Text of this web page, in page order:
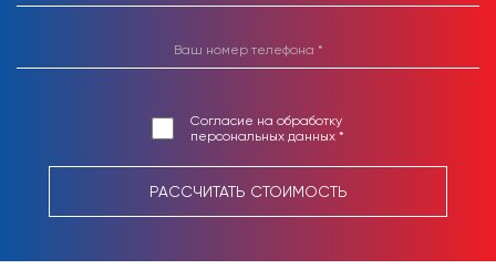
Согласие на обработку
персональных данных *
РАССЧИТАТЬ СТОИМОСТЬ